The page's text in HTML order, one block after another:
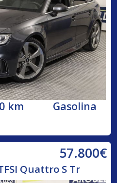
km Gasolina
57.800€
Quattro S Tr